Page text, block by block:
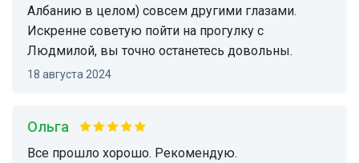
Албанию в целом) совсем другими глазами.
Искренне советую пойти на прогулку с
Людмилой, вы точно останетесь довольны.
18 августа 2024
Ольга
Все прошло хорошо. Рекомендую.